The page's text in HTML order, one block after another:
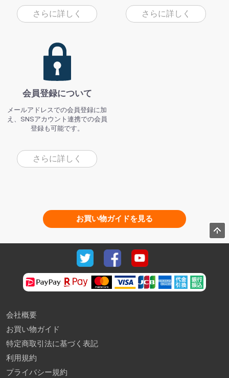
さらに詳しく さらに詳しく
会員登録について
メールアドレスでの会員登録に加
え、SNSアカウント連携での会員
登録も可能です。
さらに詳しく
お買い物ガイドを見る
会社概要
お買い物ガイド
特定商取引法に基づく表記
利用規約
プライバシー規約